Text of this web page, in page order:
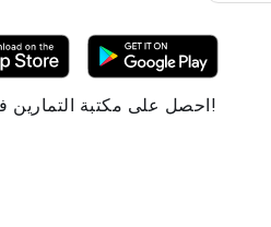
احصل على مكتبة التمارين في جيبك!